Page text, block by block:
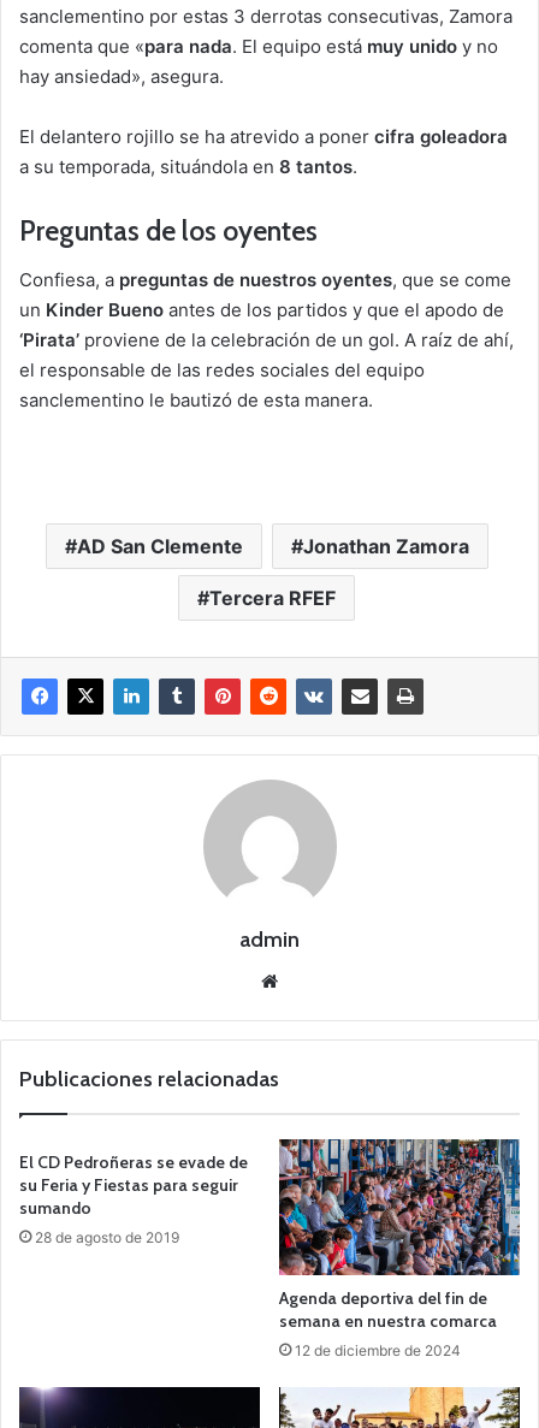
sanclementino por estas 3 derrotas consecutivas, Zamora
comenta que «para nada. El equipo está muy unido y no
hay ansiedad», asegura.
El delantero rojillo se ha atrevido a poner cifra goleadora
a su temporada, situándola en 8 tantos.
Preguntas de los oyentes
Confiesa, a preguntas de nuestros oyentes, que se come
un Kinder Bueno antes de los partidos y que el apodo de
‘Pirata’ proviene de la celebración de un gol. A raíz de ahí,
el responsable de las redes sociales del equipo
sanclementino le bautizó de esta manera.
AD San Clemente Jonathan Zamora
Tercera RFEF
admin
we
Publicaciones relacionadas
El CD Pedroñeras se evade de
su Feria y Fiestas para seguir
sumando
28 de agosto de 2019
Agenda deportiva del fin de
semana en nuestra comarca
12 de diciembre de 2024